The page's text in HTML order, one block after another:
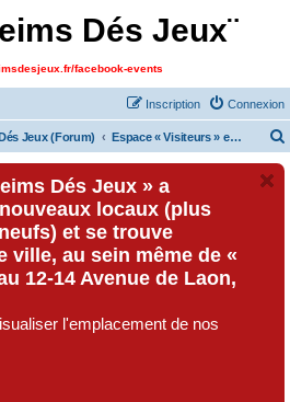
Dés Jeux¨
facebook-events
Connexion
Inscription
Jeux (Forum) Espace « Visiteurs » et inscrits au forum
Dés Jeux » a
locaux (plus
et se trouve
ville, au sein même de «
12-14 Avenue de Laon,
l'emplacement de nos